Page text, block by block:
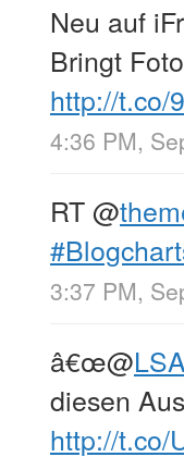
Neu auf
Bringt
http://t.co/
4:36 PM,
RT@
3:37 PM,
â€œ@
diesen
http://t.co/